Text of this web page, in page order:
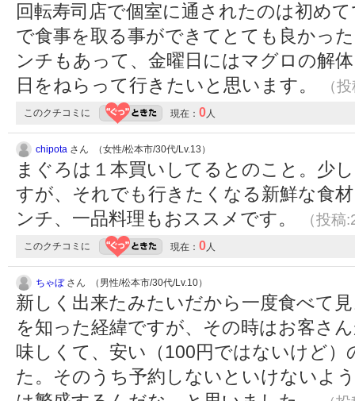
回転寿司店で個室に通されたのは初め
で食事を取る事ができてとても良かっ
ンチもあって、金曜日にはマグロの解
日をねらって行きたいと思います。
（
このクチコミに 現在： 0人
chipota さん （女性/松本市/30代/Lv.13）
まぐろは１本買いしてるとのこと。少
すが、それでも行きたくなる新鮮な食
ンチ、一品料理もおススメです。
（投
このクチコミに 現在： 0人
ちゃぼさん （男性/松本市/30代/Lv.10）
新しく出来たみたいだから一度食べて
を知った経緯ですが、その時はお客さ
味しくて、安い（100円ではないけど
た。そのうち予約しないといけないよ